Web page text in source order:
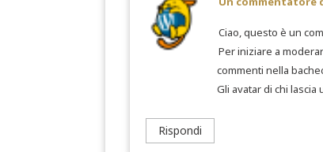
Ciao, questo è un
Per iniziare a
commenti nella
Gli avatar di chi
Rispondi